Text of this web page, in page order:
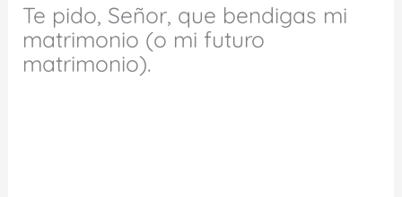
Te pido, Señor, que bendigas mi
matrimonio (o mi futuro
matrimonio).